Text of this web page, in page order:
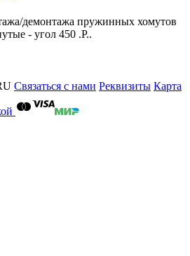
демонтажа пружинных хомутов
- угол 450 .Р..
Связаться с нами Реквизиты Карта